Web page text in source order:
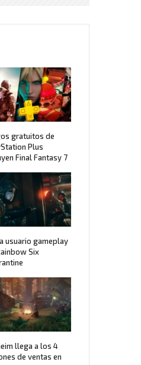
gratuitos de
Plus
Final Fantasy 7
usuario gameplay
Six
llega a los 4
de ventas en